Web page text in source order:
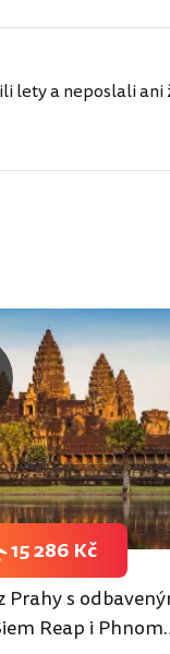
lety a neposlali
Prahy s
Reap i Phnom
15 286 Kč